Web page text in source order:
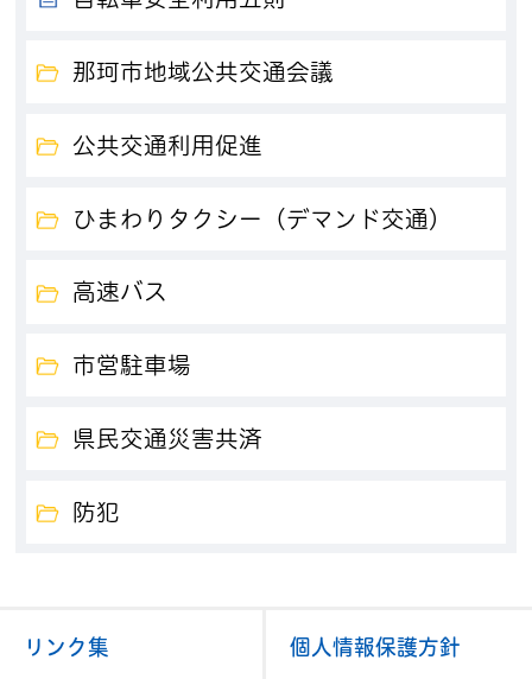
那珂市地域公共交通会議
公共交通利用促進
ひまわりタクシー（デマンド交通）
高速バス
市営駐車場
県民交通災害共済
防犯
リンク集 個人情報保護方針